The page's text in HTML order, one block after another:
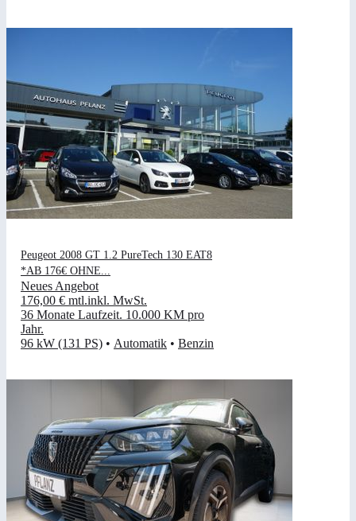
Peugeot 2008 GT 1.2 PureTech 130 EAT8
*AB 176€ OHNE...
Neues Angebot
176,00 € mtl.inkl. MwSt.
36 Monate Laufzeit. 10.000 KM pro
Jahr.
96 kW (131 PS) • Automatik • Benzin